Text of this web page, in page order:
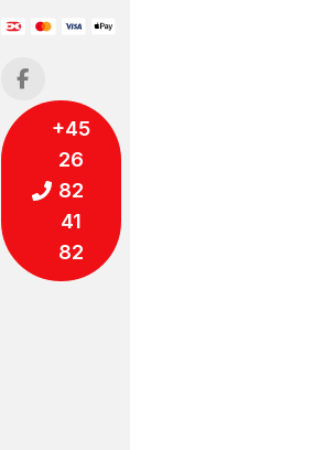
+45
26
82
41
82